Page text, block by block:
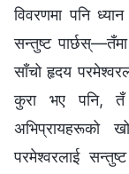
विवरणमा पनि
सन्तुष्ट
साँचो हृदय
कुरा भए पनि, तँ
अभिप्रायहरूको
परमेश्‍वरलाई